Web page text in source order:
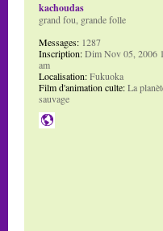
kachoudas
grand fou, grande folle
Messages: 1287
Inscription:Dim Nov 05, 2006
am
Localisation:Fukuoka
Film d'animation culte:La
sauvage